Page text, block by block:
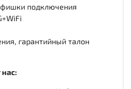
фишки подключения
гарантийный талон